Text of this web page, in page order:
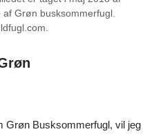
Grøn busksommerfugl.
Grøn Busksommerfugl, vil jeg